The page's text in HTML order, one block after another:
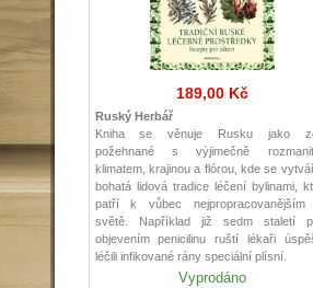
189,00 Kč
Ruský Herbář
Kniha se věnuje Rusku jako
požehnané s výjimečně
klimatem, krajinou a flórou, kde se
bohatá lidová tradice léčení bylinami,
patří k vůbec nejpropracovanějším
světě. Například již sedm staletí
objevením penicilinu ruští lékaři
léčili infikované rány speciální plísní.
Vyprodáno